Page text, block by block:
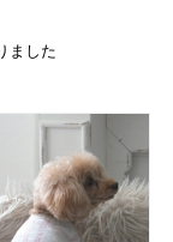
ました